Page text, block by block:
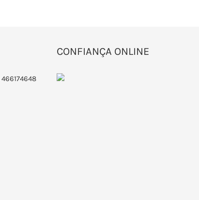
466174648
CONFIANÇA ONLINE